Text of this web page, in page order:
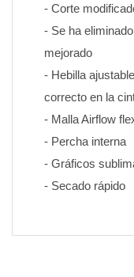
- Corte
- Se ha
mejorado
- Hebilla
correcto en la
- Malla Airflow
- Percha interna
- Gráficos
- Secado rápido